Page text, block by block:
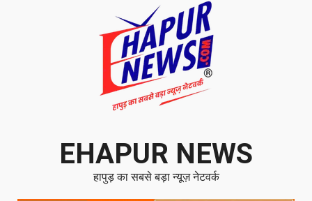
EHAPUR NEWS
हापुड़ का सबसे बड़ा न्यूज़ नेटवर्क